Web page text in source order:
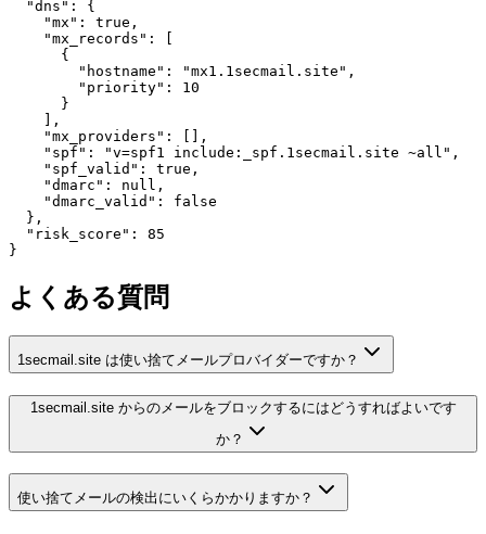
  "dns": {
    "mx": true,
    "mx_records": [
      {
        "hostname": "mx1.1secmail.site",
        "priority": 10
      }
    ],
    "mx_providers": [],
    "spf": "v=spf1 include:_spf.1secmail.site ~all",
    "spf_valid": true,
    "dmarc": null,
    "dmarc_valid": false
  },
  "risk_score": 85
}
よくある質問
1secmail.site は使い捨てメールプロバイダーですか？
1secmail.site からのメールをブロックするにはどうすればよいです
か？
使い捨てメールの検出にいくらかかりますか？